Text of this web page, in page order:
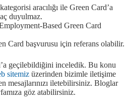
aracılığı ile Green Card’a
duyulmaz.
Based Green Card
Card başvurusu için referans olabilir.
geçilebildiğini inceledik. Bu konu
sitemiz üzerinden bizimle iletişime
mesajlarınızı iletebilirsiniz. Bloglar
göz atabilirsiniz.